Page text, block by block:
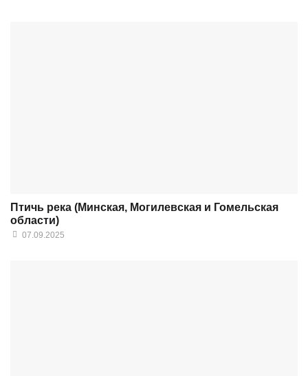
Птичь река (Минская, Могилевская и Гомельская
области)
07.09.2025